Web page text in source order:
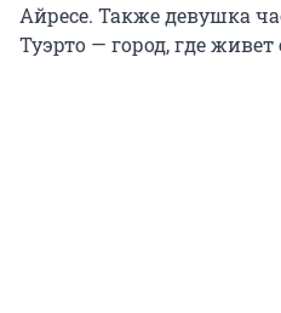
Айресе. Также девушка
Туэрто — город, где